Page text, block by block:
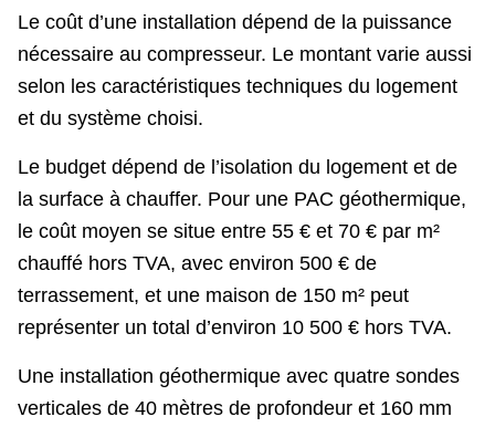
Le coût d’une installation dépend de la puissance
nécessaire au compresseur. Le montant varie aussi
selon les caractéristiques techniques du logement
et du système choisi.
Le budget dépend de l’isolation du logement et de
la surface à chauffer. Pour une PAC géothermique,
le coût moyen se situe entre 55 € et 70 € par m²
chauffé hors TVA, avec environ 500 € de
terrassement, et une maison de 150 m² peut
représenter un total d’environ 10 500 € hors TVA.
Une installation géothermique avec quatre sondes
verticales de 40 mètres de profondeur et 160 mm